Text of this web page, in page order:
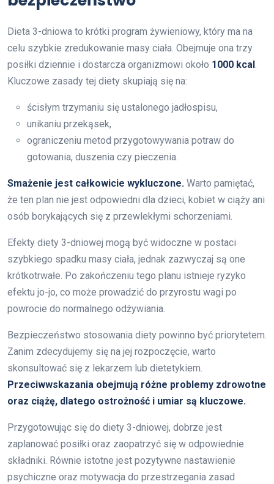
Dieta 3-dniowa to krótki program żywieniowy, który ma na
celu szybkie zredukowanie masy ciała. Obejmuje ona trzy
posiłki dziennie i dostarcza organizmowi około 1000 kcal .
Kluczowe zasady tej diety skupiają się na:
ścisłym trzymaniu się ustalonego jadłospisu,
unikaniu przekąsek,
ograniczeniu metod przygotowywania potraw do
gotowania, duszenia czy pieczenia.
Smażenie jest całkowicie wykluczone. Warto pamiętać,
że ten plan nie jest odpowiedni dla dzieci, kobiet w ciąży ani
osób borykających się z przewlekłymi schorzeniami.
Efekty diety 3-dniowej mogą być widoczne w postaci
szybkiego spadku masy ciała, jednak zazwyczaj są one
krótkotrwałe. Po zakończeniu tego planu istnieje ryzyko
efektu jo-jo, co może prowadzić do przyrostu wagi po
powrocie do normalnego odżywiania.
Bezpieczeństwo stosowania diety powinno być priorytetem.
Zanim zdecydujemy się na jej rozpoczęcie, warto
skonsultować się z lekarzem lub dietetykiem.
Przeciwwskazania obejmują różne problemy zdrowotne
oraz ciążę, dlatego ostrożność i umiar są kluczowe.
Przygotowując się do diety 3-dniowej, dobrze jest
zaplanować posiłki oraz zaopatrzyć się w odpowiednie
składniki. Równie istotne jest pozytywne nastawienie
psychiczne oraz motywacja do przestrzegania zasad